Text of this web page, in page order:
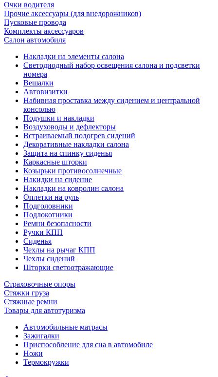
Очки водителя
Прочие аксессуары (для внедорожников)
Пусковые провода
Комплекты аксессуаров
Салон автомобиля
Накладки на элементы салона
Светодиодный набор освещения салона и подсветки
номера
Вешалки
Автовизитки
Набивная проставка между сидением и центральной
консолью
Подушки и накладки
Воздуховоды и дефлекторы
Встраиваемый подогрев сидений
Декоративные накладки салона
Защита на спинку сиденья
Каркасные шторки
Козырьки противосолнечные
Накидки на сидение
Накладки на ковролин салона
Оплетки на руль
Подголовники
Подлокотники
Ремни безопасности
Ручки КПП
Сиденья
Чехлы на рычаг КПП
Чехлы сидений
Шторки светоотражающие
Страховочные опоры
Стяжки груза
Стяжные ремни
Товары для автотуризма
Автомобильные матрасы
Зажигалки
Приспособление для сна в автомобиле
Ножи
Термокружки